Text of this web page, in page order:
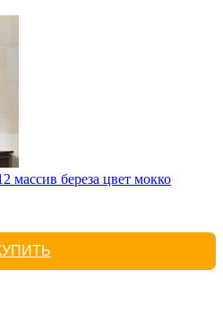
массив береза цвет мокко